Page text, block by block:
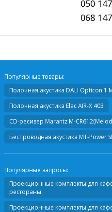
050
068
Популярные товары:
Полочная акустика DALI Opticon 1
Полочная акустика Elac AIR-X 403
CD-ресивер Marantz M-
Беспроводная акустика MT-Power
Популярные запросы:
Проекционные комплекты для
рестораны
Проекционные комплекты для